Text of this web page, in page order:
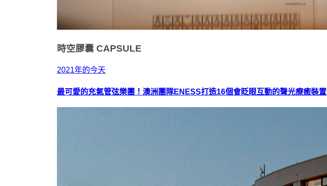
時空膠囊 CAPSULE
2021年的今天
最可愛的充氣管弦樂團！澳洲團隊ENESS打造16個會眨眼互動的聲光療癒裝置